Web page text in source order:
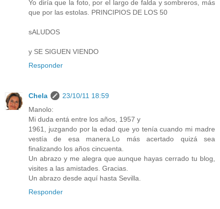
Yo diría que la foto, por el largo de falda y sombreros, más
que por las estolas. PRINCIPIOS DE LOS 50
sALUDOS
y SE SIGUEN VIENDO
Responder
Chela
23/10/11 18:59
Manolo:
Mi duda entá entre los años, 1957 y
1961, juzgando por la edad que yo tenía cuando mi madre
vestía de esa manera.Lo más acertado quizá sea
finalizando los años cincuenta.
Un abrazo y me alegra que aunque hayas cerrado tu blog,
visites a las amistades. Gracias.
Un abrazo desde aquí hasta Sevilla.
Responder